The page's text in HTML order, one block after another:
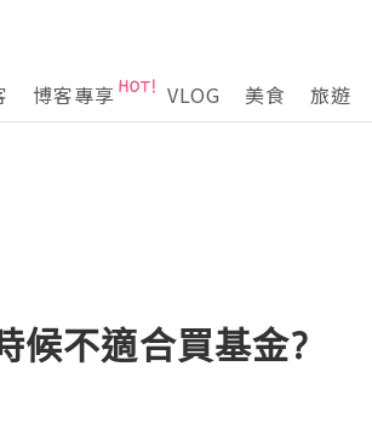
博客專享 VLOG 美食 旅遊
候不適合買基金?